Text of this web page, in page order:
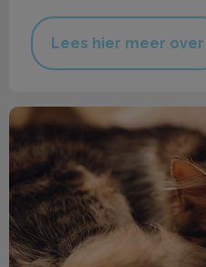
Lees hier meer over
Last minute vuurwerktips